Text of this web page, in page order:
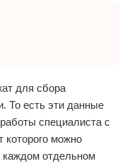
для сбора
То есть эти данные
специалиста с
которого можно
каждом отдельном